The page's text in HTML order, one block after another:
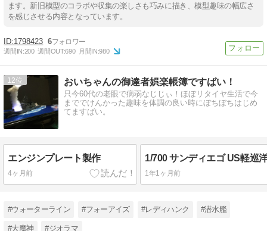
ます。新旧模型のコラボや収集の楽しさも巧みに描き、模型趣味の幅広さ
を感じさせる内容となっています。
1798423 6
週間IN:200 週間OUT:690 月間IN:980
12 おいちゃんの御達者娯楽帳簿ですばい！
只今60代の老眼で病弱なじじぃ！ほぼリタイヤ生活で今
まででけんかった趣味を体調の良い時にぼちぼちはじめ
てますばい。
エンジンプレート製作
4ヶ月前 1年1ヶ月前
#ウォーターライン #フォーアイズ #レディハンク #潜水艦
#大魔神 #ジオラマ